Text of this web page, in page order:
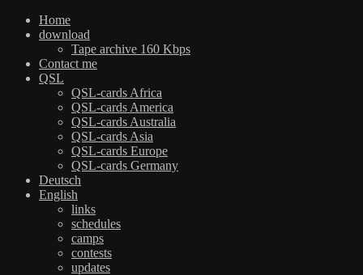
Home
download
Tape archive 160 Kbps
Contact me
QSL
QSL-cards Africa
QSL-cards America
QSL-cards Australia
QSL-cards Asia
QSL-cards Europe
QSL-cards Germany
Deutsch
English
links
schedules
camps
contests
updates